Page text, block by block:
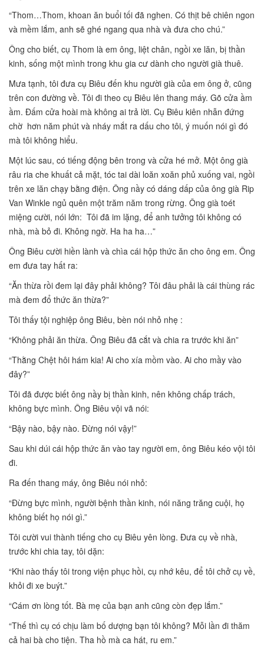
“Thom…Thom, khoan ăn buổi tối đã nghen. Có thịt bê chiên ngon
và mềm lắm, anh sẽ ghé ngang qua nhà và đưa cho chú.”
Ông cho biết, cụ Thom là em ông, liệt chân, ngồi xe lăn, bị thần
kinh, sống một mình trong khu gia cư dành cho người già thuê.
Mưa tạnh, tôi đưa cụ Biêu đến khu người già của em ông ở, cũng
trên con đường về. Tôi đi theo cụ Biêu lên thang máy. Gõ cửa ầm
ầm. Đấm cửa hoài mà không ai trả lời. Cụ Biêu kiên nhẫn đứng
chờ hơn năm phút và nháy mắt ra dấu cho tôi, ý muốn nói gì đó
mà tôi không hiểu.
Một lúc sau, có tiếng động bên trong và cửa hé mở. Một ông già
râu ria che khuất cả mặt, tóc tai dài loăn xoăn phủ xuống vai, ngồi
trên xe lăn chạy bằng điện. Ông nầy có dáng dấp của ông già Rip
Van Winkle ngủ quên một trăm năm trong rừng. Ông già toét
miệng cười, nói lớn: Tôi đã im lặng, để anh tưởng tôi không có
nhà, mà bỏ đi. Không ngờ. Ha ha ha…”
Ông Biêu cười hiền lành và chìa cái hộp thức ăn cho ông em. Ông
em đưa tay hất ra:
“Ăn thừa rồi đem lại đây phải không? Tôi đâu phải là cái thùng rác
mà đem đổ thức ăn thừa?”
Tôi thấy tội nghiệp ông Biêu, bèn nói nhỏ nhẹ :
“Không phải ăn thừa. Ông Biêu đã cắt và chia ra trước khi ăn”
“Thằng Chệt hôi hám kia! Ai cho xía mồm vào. Ai cho mầy vào
đây?”
Tôi đã được biết ông nầy bị thần kinh, nên không chấp trách,
không bực mình. Ông Biêu vội vã nói:
“Bậy nào, bậy nào. Đừng nói vậy!”
Sau khi dúi cái hộp thức ăn vào tay người em, ông Biêu kéo vội tôi
đi.
Ra đến thang máy, ông Biêu nói nhỏ:
“Đừng bực mình, người bệnh thần kinh, nói năng trăng cuội, họ
không biết họ nói gì.”
Tôi cười vui thành tiếng cho cụ Biêu yên lòng. Đưa cụ về nhà,
trước khi chia tay, tôi dặn:
“Khi nào thấy tôi trong viện phục hồi, cụ nhớ kêu, để tôi chở cụ về,
khỏi đi xe buýt.”
“Cám ơn lòng tốt. Bà mẹ của bạn anh cũng còn đẹp lắm.”
“Thế thì cụ có chịu làm bố dượng bạn tôi không? Mỗi lần đi thăm
cả hai bà cho tiện. Tha hồ mà ca hát, ru em.”